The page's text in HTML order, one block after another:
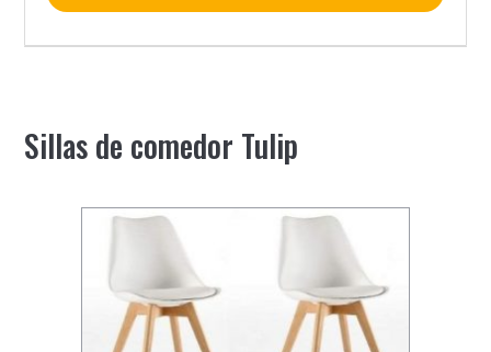
Sillas de comedor Tulip